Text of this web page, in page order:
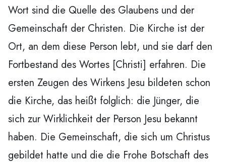
Wort sind die Quelle des Glaubens und der
Gemeinschaft der Christen. Die Kirche ist der
Ort, an dem diese Person lebt, und sie darf den
Fortbestand des Wortes [Christi] erfahren. Die
ersten Zeugen des Wirkens Jesu bildeten schon
die Kirche, das heißt folglich: die Jünger, die
sich zur Wirklichkeit der Person Jesu bekannt
haben. Die Gemeinschaft, die sich um Christus
gebildet hatte und die die Frohe Botschaft des